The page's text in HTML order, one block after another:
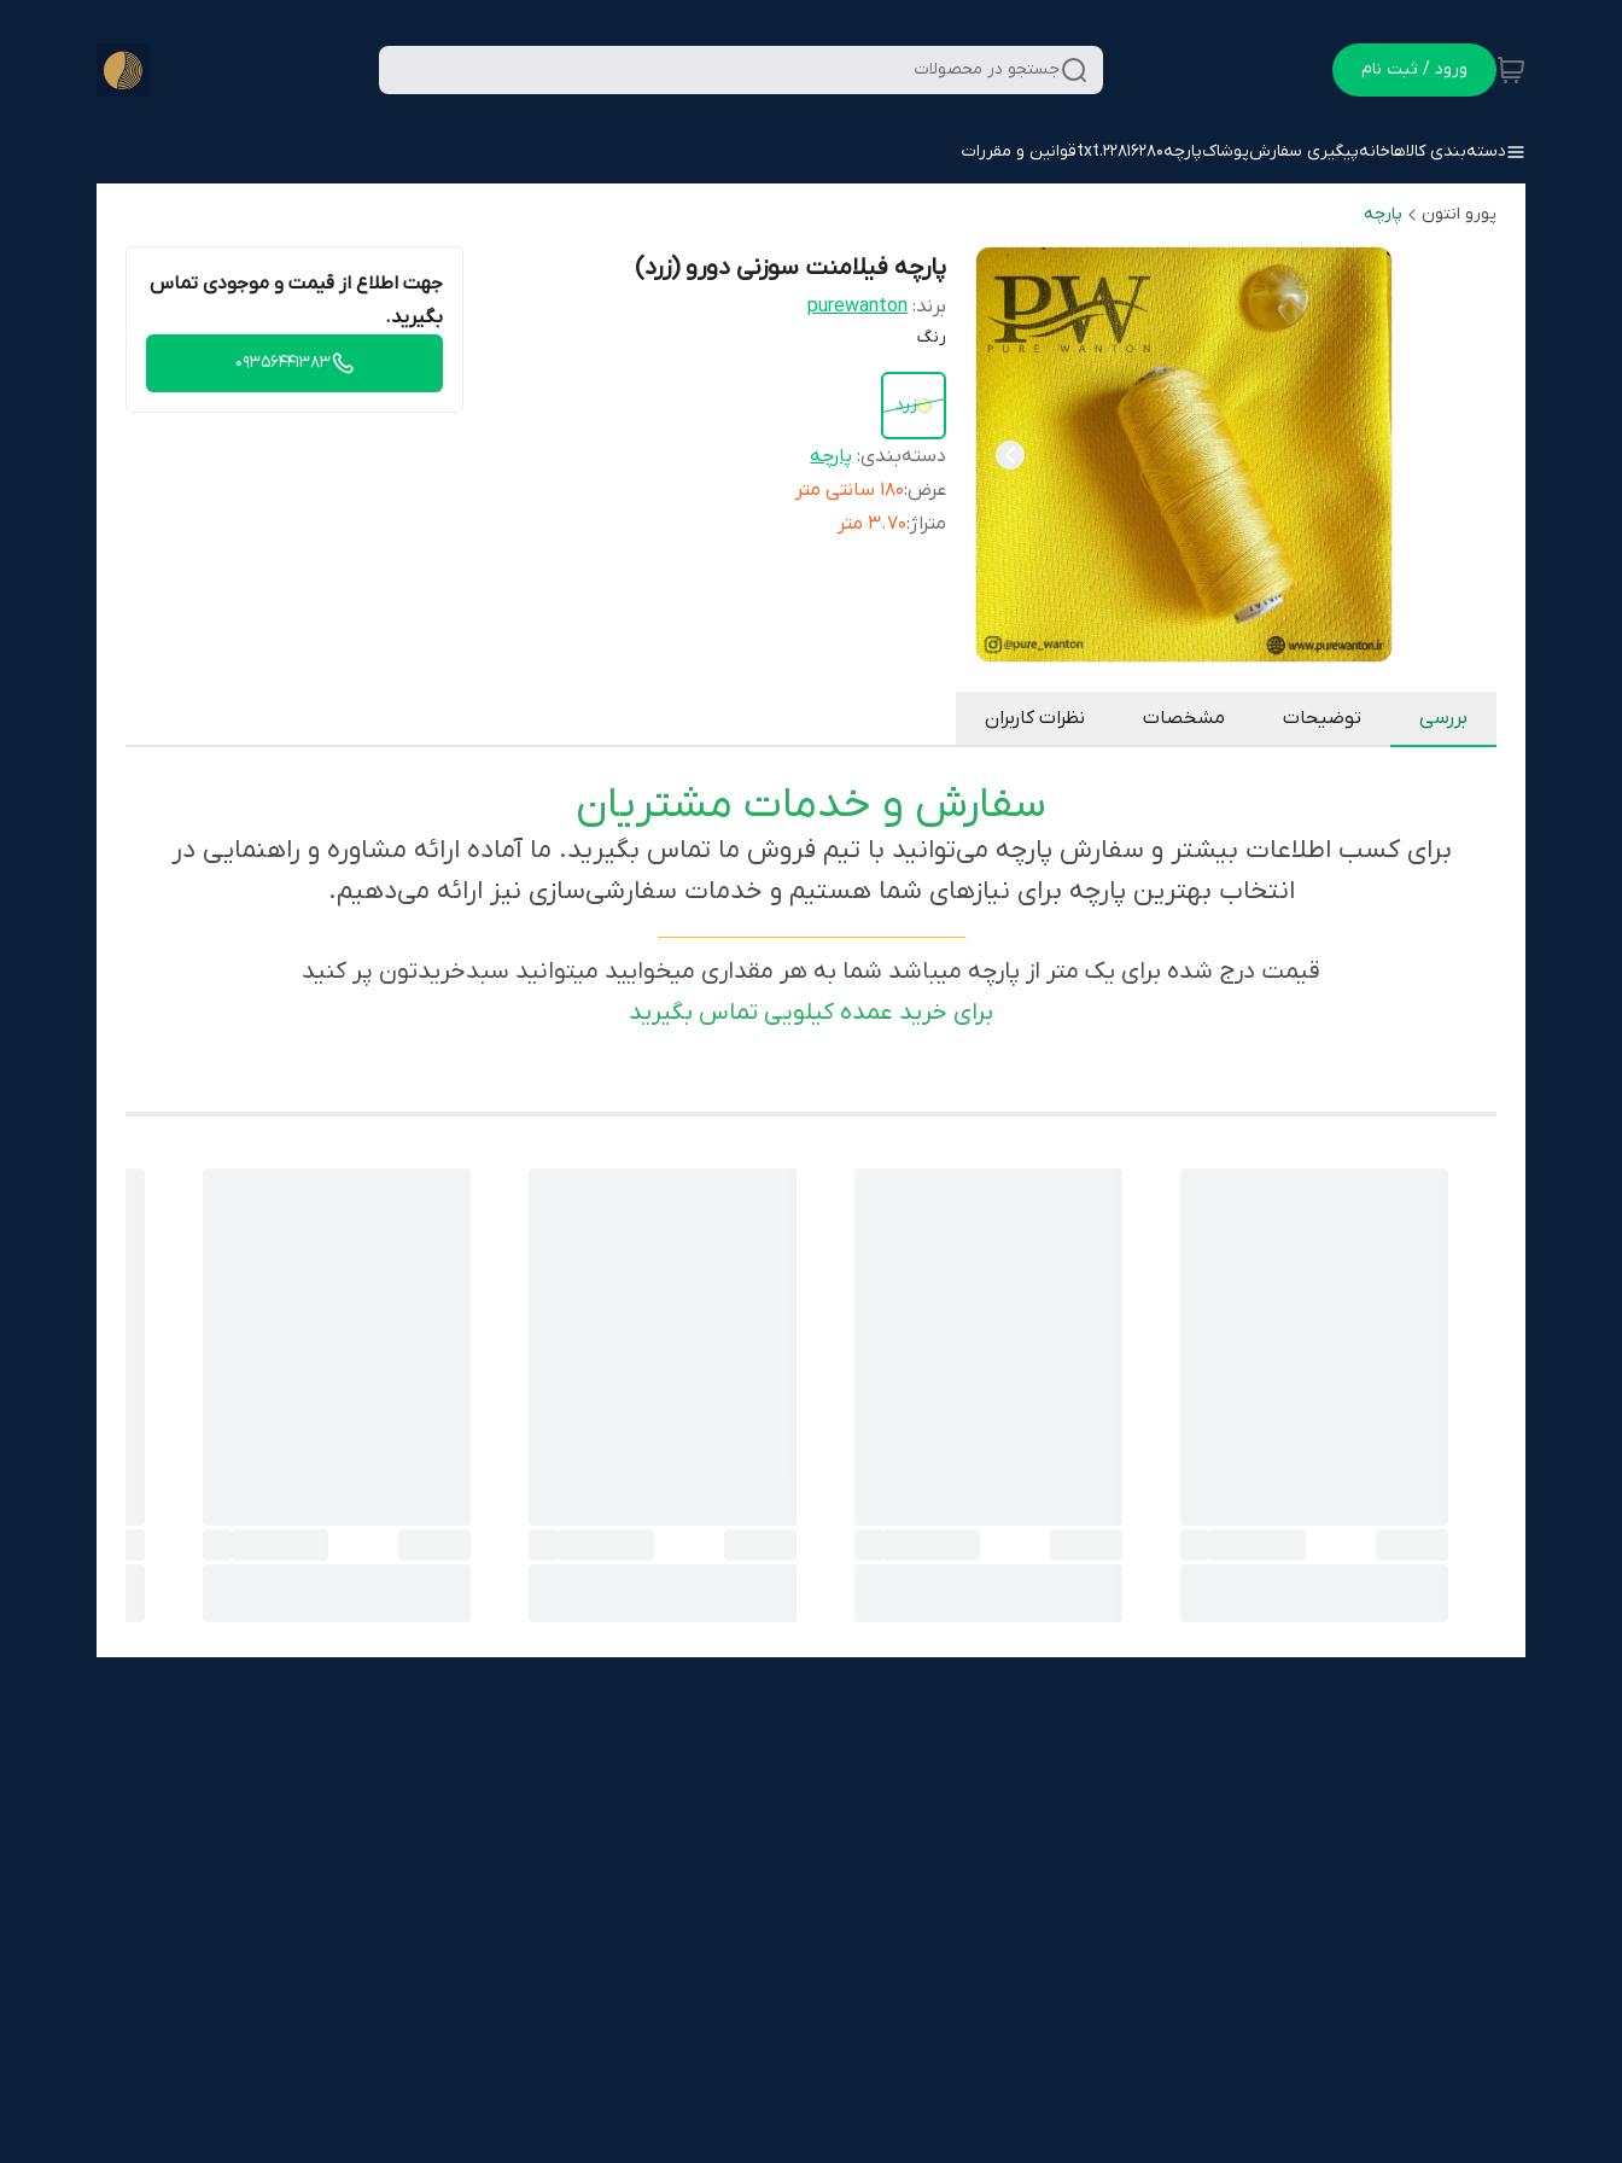
ورود / ثبت نام جستجو در محصولات
دسته‌بندی کالاهاخانهپیگیری سفارشپوشاکپارچه22816280.txt قوانین و مقررات
پورو انتون پارچه
پارچه فیلامنت سوزنی دورو (زرد)
برند: purewanton
رنگ
زرد
دسته‌بندی:پارچه
عرض:180 سانتی متر
متراژ:3.70 متر
جهت اطلاع از قیمت و موجودی تماس
بگیرید.
09356441383
بررسی توضیحات مشخصات نظرات کاربران
سفارش و خدمات مشتریان
برای کسب اطلاعات بیشتر و سفارش پارچه می‌توانید با تیم فروش ما تماس بگیرید. ما آماده ارائه مشاوره و راهنمایی در
انتخاب بهترین پارچه برای نیازهای شما هستیم و خدمات سفارشی‌سازی نیز ارائه می‌دهیم.
___________________________________________________
قیمت درج شده برای یک متر از پارچه میباشد شما به هر مقداری میخوایید میتوانید سبدخریدتون پر کنید
برای خرید عمده کیلویی تماس بگیرید